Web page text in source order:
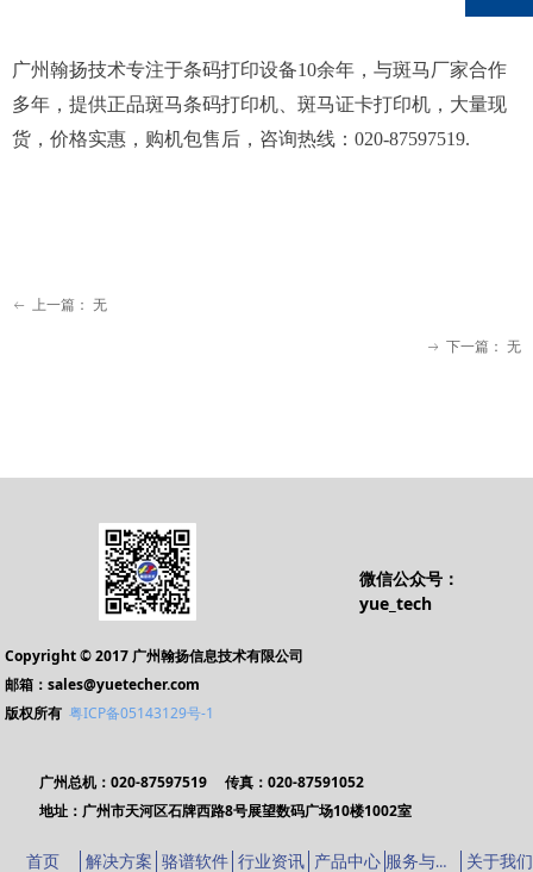
广州翰扬技术专注于条码打印设备10余年，与斑马厂家合作
多年，提供正品斑马条码打印机、斑马证卡打印机，大量现
货，价格实惠，购机包售后，咨询热线：020-87597519.
ꂃ 上一篇： 无
ꁹ 下一篇： 无
微信公众号：
yue_tech
Copyright © 2017 广州翰扬信息技术有限公司
邮箱：sales@yuetecher.com
版权所有 粤ICP备05143129号-1
广州总机：020-87597519 传真：020-87591052
地址：广州市天河区石牌西路8号展望数码广场10楼1002室
首页 解决方案 骆谱软件 行业资讯 产品中心 服务与支持 关于我们